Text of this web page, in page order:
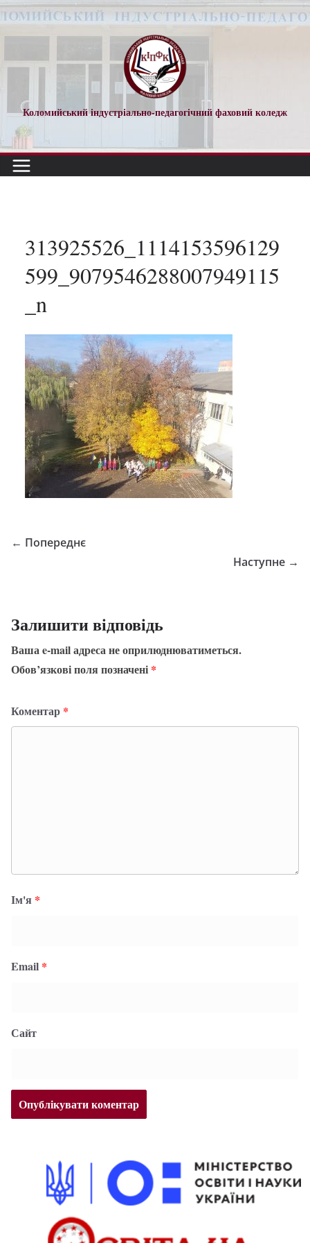
Перейти
до
Коломийський індустріально-педагогічний фаховий коледж
313925526_1114153596129
599_9079546288007949115
_n
← Попереднє
Наступне →
Залишити відповідь
Ваша e-mail адреса не оприлюднюватиметься.
Обов’язкові поля позначені *
Коментар *
Ім'я *
Email *
Сайт